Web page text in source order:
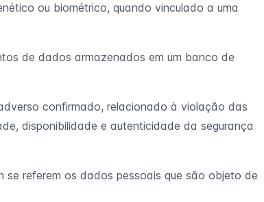
ou biométrico, quando vinculado a uma
de dados armazenados em um banco de
confirmado, relacionado à violação das
disponibilidade e autenticidade da segurança
se referem os dados pessoais que são objeto de